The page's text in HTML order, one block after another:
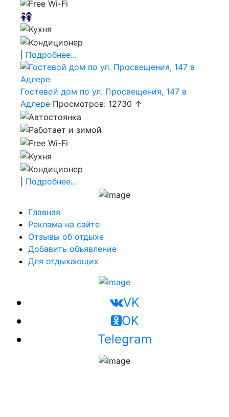
Подробнее...
Гостевой дом по ул. Просвещения, 147 в
Адлере Просмотров: 12730 ↑
Подробнее...
Главная
Реклама на сайте
Отзывы об отдыхе
Добавить объявление
Для отдыхающих
VK
OK
Telegram